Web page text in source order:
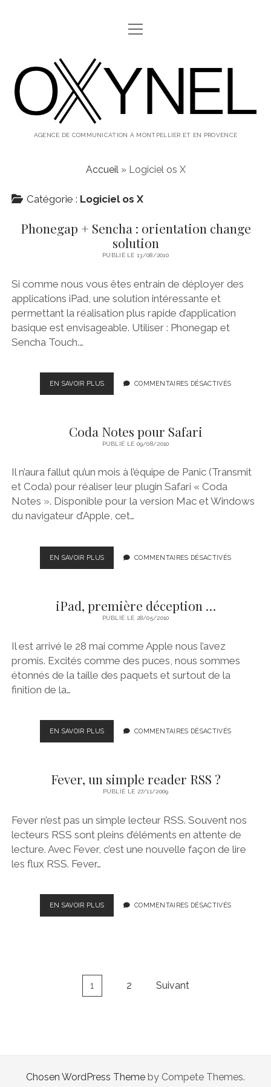
ABOUT
twitterinstagram
linkedin
ouvrir
menu
oxynel,
le
blog
AGENCE DE COMMUNICATION À MONTPELLIER ET EN PROVENCE
Accueil» Logiciel os X
Catégorie : Logiciel os X
Phonegap + Sencha : orientation change
solution
PUBLIÉ LE 13/08/2010
Si comme nous vous êtes entrain de déployer des
applications iPad, une solution intéressante et
permettant la réalisation plus rapide d’application
basique est envisageable. Utiliser : Phonegap et
Sencha Touch.…
EN SAVOIR PLUSPHONEGAP
+
ORIENTATION
CHANGE
COMMENTAIRES DÉSACTIVÉS
Coda Notes pour Safari
PUBLIÉ LE 09/08/2010
Il n’aura fallut qu’un mois à l’équipe de Panic (Transmit
et Coda) pour réaliser leur plugin Safari « Coda
Notes ». Disponible pour la version Mac et Windows
du navigateur d’Apple, cet…
EN SAVOIR PLUSCODA
NOTES
COMMENTAIRES DÉSACTIVÉS
iPad, première déception …
PUBLIÉ LE 28/05/2010
Il est arrivé le 28 mai comme Apple nous l’avez
promis. Excités comme des puces, nous sommes
étonnés de la taille des paquets et surtout de la
finition de la…
EN SAVOIR PLUSIPAD,
PREMIÈRE
COMMENTAIRES DÉSACTIVÉS
Fever, un simple reader RSS ?
PUBLIÉ LE 27/11/2009
Fever n’est pas un simple lecteur RSS. Souvent nos
lecteurs RSS sont pleins d’éléments en attente de
lecture. Avec Fever, c’est une nouvelle façon de lire
les flux RSS. Fever…
EN SAVOIR PLUSFEVER,
UN
COMMENTAIRES DÉSACTIVÉS
1 2 Suivant
Chosen WordPress Theme by Compete Themes.